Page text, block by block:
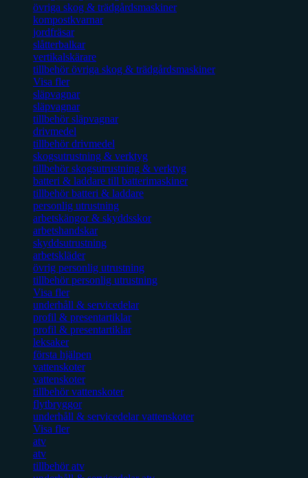
övriga skog & trädgårdsmaskiner
kompostkvarnar
jordfräsar
slåtterbalkar
vertikalskärare
tillbehör övriga skog & trädgårdsmaskiner
Visa fler
släpvagnar
släpvagnar
tillbehör släpvagnar
drivmedel
tillbehör drivmedel
skogsutrustning & verktyg
tillbehör skogsutrustning & verktyg
batteri & laddare till batterimaskiner
tillbehör batteri & laddare
personlig utrustning
arbetskängor & skyddsskor
arbetshandskar
skyddsutrustning
arbetskläder
övrig personlig utrustning
tillbehör personlig utrustning
Visa fler
underhåll & servicedelar
profil & presentartiklar
profil & presentartiklar
leksaker
första hjälpen
vattenskoter
vattenskoter
tillbehör vattenskoter
flytbryggor
underhåll & servicedelar vattenskoter
Visa fler
atv
atv
tillbehör atv